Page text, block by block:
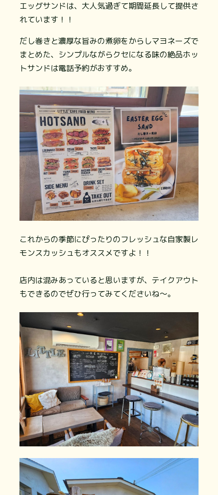
エッグサンドは、大人気過ぎて期間延長して提供さ
れています！！
⁡だし巻きと濃厚な旨みの煮卵をからしマヨネーズで
まとめた、シンプルながらクセになる味の絶品ホッ
トサンドは電話予約がおすすめ。
これからの季節にぴったりのフレッシュな自家製レ
モンスカッシュもオススメですよ！！⁡⁡
⁡⁡店内は混みあっていると思いますが、テイクアウト
もできるのでぜひ行ってみてくださいね～。